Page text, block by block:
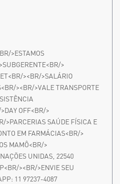
>ESTAMOS
>
><BR/>SALÁRIO
><BR/>VALE TRANSPORTE
OFF<BR/>
>PARCERIAS SAÚDE FÍSICA E
EM FARMÁCIAS<BR/>
MAMÔ<BR/>
UNIDAS, 22540
><BR/>ENVIE SEU
11 97237-4087